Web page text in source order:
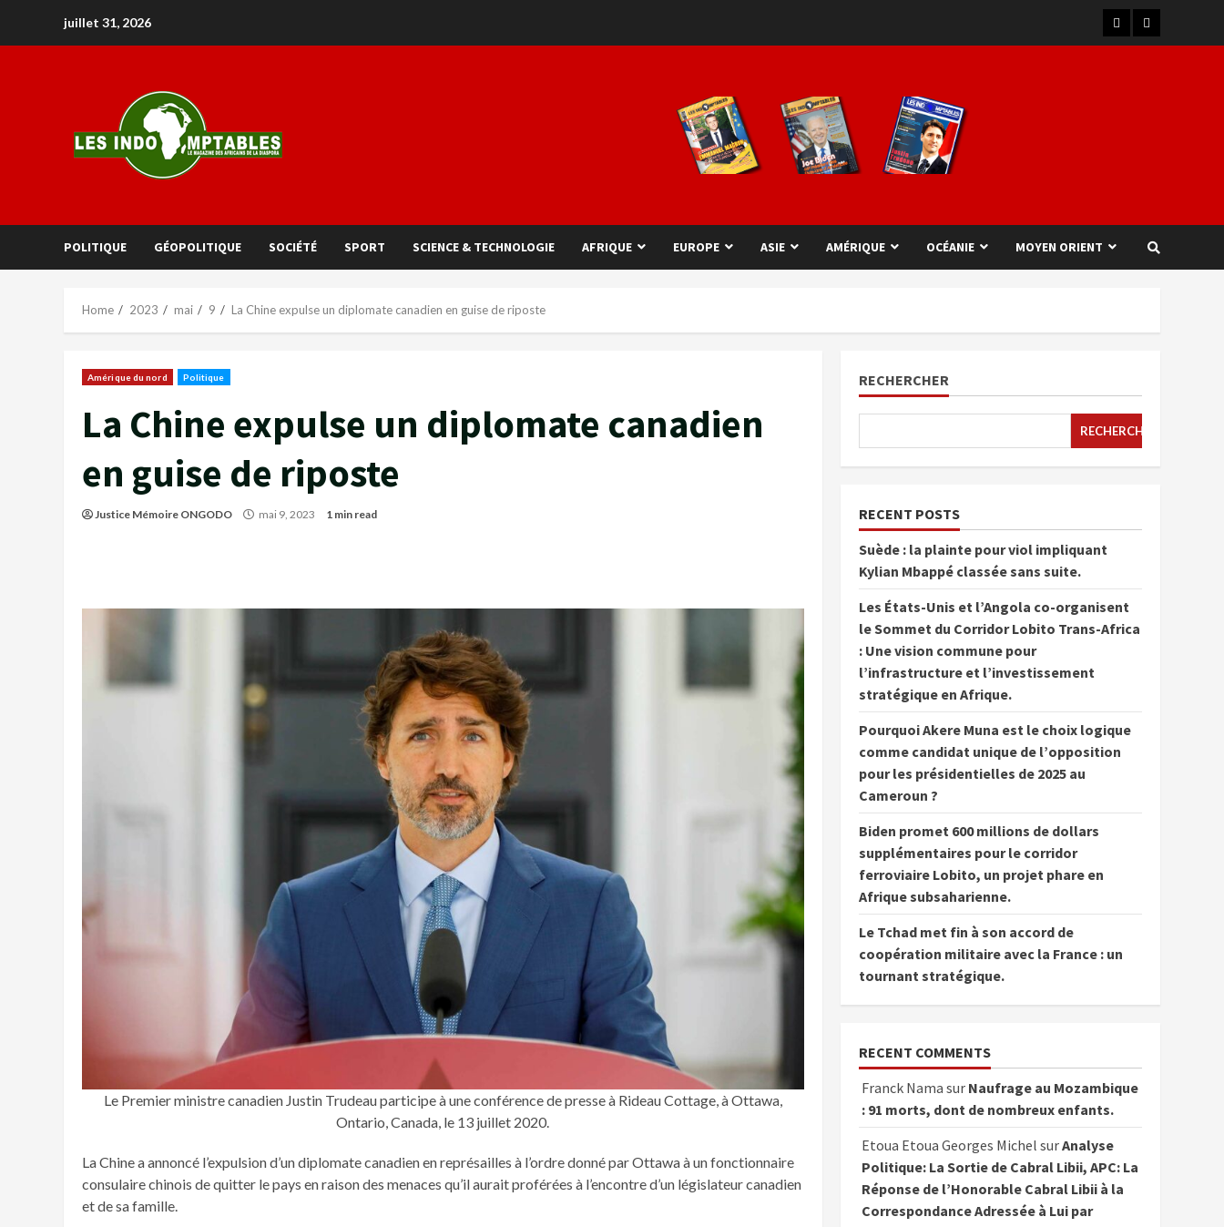
juillet 31, 2026
POLITIQUE GÉOPOLITIQUE SOCIÉTÉ SPORT SCIENCE & TECHNOLOGIE AFRIQUE EUROPE ASIE AMÉRIQUE OCÉANIE MOYEN ORIENT
Home 2023 mai 9 La Chine expulse un diplomate canadien en guise de riposte
Amérique du nord Politique
La Chine expulse un diplomate canadien
en guise de riposte
Justice Mémoire ONGODO mai 9, 2023 1 min read
Le Premier ministre canadien Justin Trudeau participe à une conférence de presse à Rideau Cottage, à Ottawa,
Ontario, Canada, le 13 juillet 2020.
La Chine a annoncé l’expulsion d’un diplomate canadien en représailles à l’ordre donné par Ottawa à un fonctionnaire
consulaire chinois de quitter le pays en raison des menaces qu’il aurait proférées à l’encontre d’un législateur canadien
et de sa famille.
RECHERCHER
RECHERCHER
RECENT POSTS
Suède : la plainte pour viol impliquant
Kylian Mbappé classée sans suite.
Les États-Unis et l’Angola co-organisent
le Sommet du Corridor Lobito Trans-Africa
: Une vision commune pour
l’infrastructure et l’investissement
stratégique en Afrique.
Pourquoi Akere Muna est le choix logique
comme candidat unique de l’opposition
pour les présidentielles de 2025 au
Cameroun ?
Biden promet 600 millions de dollars
supplémentaires pour le corridor
ferroviaire Lobito, un projet phare en
Afrique subsaharienne.
Le Tchad met fin à son accord de
coopération militaire avec la France : un
tournant stratégique.
RECENT COMMENTS
Franck Nama sur Naufrage au Mozambique
: 91 morts, dont de nombreux enfants.
Etoua Etoua Georges Michel surAnalyse
Politique: La Sortie de Cabral Libii, APC: La
Réponse de l’Honorable Cabral Libii à la
Correspondance Adressée à Lui par